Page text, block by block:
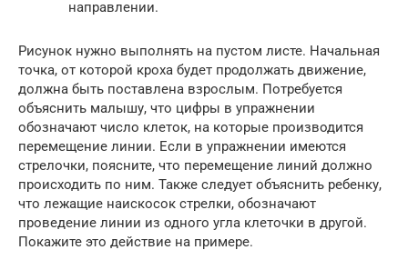
направлении.
Рисунок нужно выполнять на пустом листе. Начальная
точка, от которой кроха будет продолжать движение,
должна быть поставлена взрослым. Потребуется
объяснить малышу, что цифры в упражнении
обозначают число клеток, на которые производится
перемещение линии. Если в упражнении имеются
стрелочки, поясните, что перемещение линий должно
происходить по ним. Также следует объяснить ребенку,
что лежащие наискосок стрелки, обозначают
проведение линии из одного угла клеточки в другой.
Покажите это действие на примере.